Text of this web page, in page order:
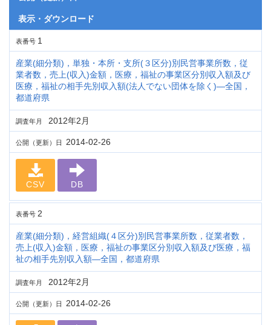
表示・ダウンロード
表番号 1
産業(細分類)，単独・本所・支所(３区分)別民営事業所数，従
業者数，売上(収入)金額，医療，福祉の事業区分別収入額及び
医療，福祉の相手先別収入額(法人でない団体を除く)―全国，
都道府県
調査年月 2012年2月
公開（更新）日 2014-02-26
CSV DB
表番号 2
産業(細分類)，経営組織(４区分)別民営事業所数，従業者数，
売上(収入)金額，医療，福祉の事業区分別収入額及び医療，福
祉の相手先別収入額―全国，都道府県
調査年月 2012年2月
公開（更新）日 2014-02-26